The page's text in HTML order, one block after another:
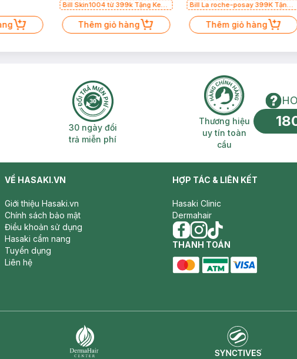
Bill Skin1004 từ 399k Tặng Kem
Chống Nắng Cho Da Nhạy Cảm
SPF 50+ 20ml (SL Có Hạn)
Thêm giỏ hàng
Bill La roche-posay 399K Tặng
Gel rửa mặt da dầu nhạy cảm
50ml (SL có hạn)
Thêm giỏ hàng
miễn phí 2H 30 ngày đổi trả miễn phí
30 ngày đổi
trả miễn phí
Thương hiệu uy
Thương hiệu
uy tín toàn
cầu
VỀ HASAKI.VN
Giới thiệu Hasaki.vn
Chính sách bảo mật
Điều khoản sử dụng
Hasaki cẩm nang
Tuyển dụng
Liên hệ
HỢP TÁC & LIÊN KẾT
Hasaki Clinic
Dermahair
facebook
instagram
tiktok
THANH TOÁN